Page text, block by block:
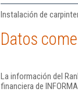
Instalación de
Datos
La información del
financiera de